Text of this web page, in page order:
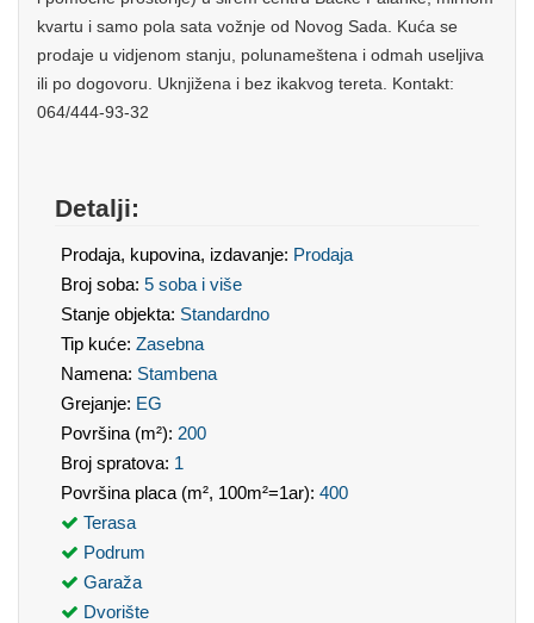
kvartu i samo pola sata vožnje od Novog Sada. Kuća se
prodaje u vidjenom stanju, polunameštena i odmah useljiva
ili po dogovoru. Uknjižena i bez ikakvog tereta. Kontakt:
064/444-93-32
Detalji:
Prodaja, kupovina, izdavanje: Prodaja
Broj soba: 5 soba i više
Stanje objekta: Standardno
Tip kuće: Zasebna
Namena: Stambena
Grejanje: EG
Površina (m²): 200
Broj spratova: 1
Površina placa (m², 100m²=1ar): 400
Terasa
Podrum
Garaža
Dvorište